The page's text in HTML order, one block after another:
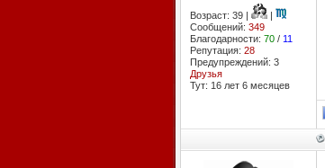
Возраст: 39 |
|
Сообщений: 349
Благодарности: 70/ 11
Репутация: 28
Предупреждений: 3
Друзья
Тут: 16 лет 6 месяцев